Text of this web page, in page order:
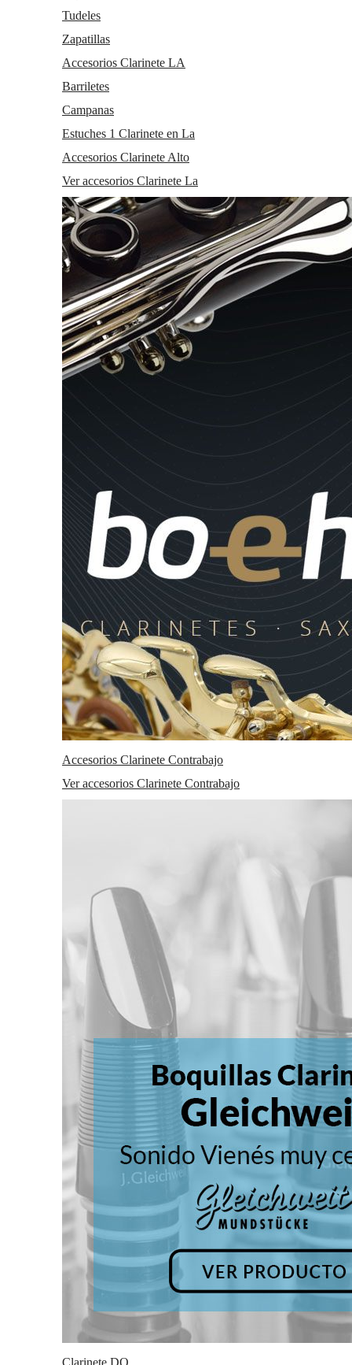
Tudeles
Zapatillas
Accesorios Clarinete LA
Barriletes
Campanas
Estuches 1 Clarinete en La
Accesorios Clarinete Alto
Ver accesorios Clarinete La
Accesorios Clarinete Contrabajo
Ver accesorios Clarinete Contrabajo
Clarinete DO